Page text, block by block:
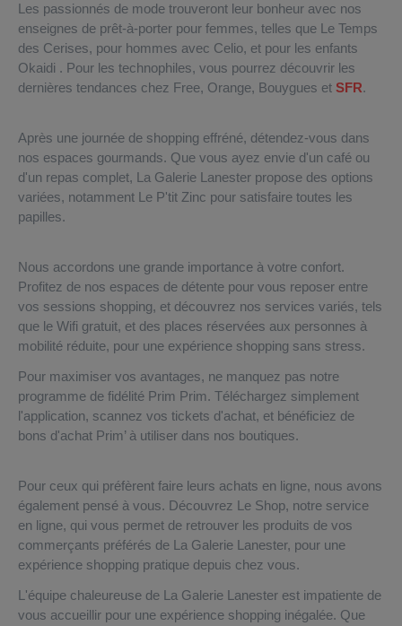
Les passionnés de mode trouveront leur bonheur avec nos
enseignes de prêt-à-porter pour femmes, telles que Le Temps
des Cerises, pour hommes avec Celio, et pour les enfants
Okaidi . Pour les technophiles, vous pourrez découvrir les
dernières tendances chez Free, Orange, Bouygues et SFR.
Après une journée de shopping effréné, détendez-vous dans
nos espaces gourmands. Que vous ayez envie d'un café ou
d'un repas complet, La Galerie Lanester propose des options
variées, notamment Le P'tit Zinc pour satisfaire toutes les
papilles.
Nous accordons une grande importance à votre confort.
Profitez de nos espaces de détente pour vous reposer entre
vos sessions shopping, et découvrez nos services variés, tels
que le Wifi gratuit, et des places réservées aux personnes à
mobilité réduite, pour une expérience shopping sans stress.
Pour maximiser vos avantages, ne manquez pas notre
programme de fidélité Prim Prim. Téléchargez simplement
l'application, scannez vos tickets d'achat, et bénéficiez de
bons d'achat Prim’ à utiliser dans nos boutiques.
Pour ceux qui préfèrent faire leurs achats en ligne, nous avons
également pensé à vous. Découvrez Le Shop, notre service
en ligne, qui vous permet de retrouver les produits de vos
commerçants préférés de La Galerie Lanester, pour une
expérience shopping pratique depuis chez vous.
L'équipe chaleureuse de La Galerie Lanester est impatiente de
vous accueillir pour une expérience shopping inégalée. Que